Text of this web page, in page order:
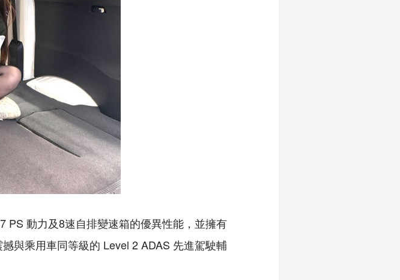
PS 動力及8速自排變速箱的優異性能，並擁有
與乘用車同等級的 Level 2 ADAS 先進駕駛輔